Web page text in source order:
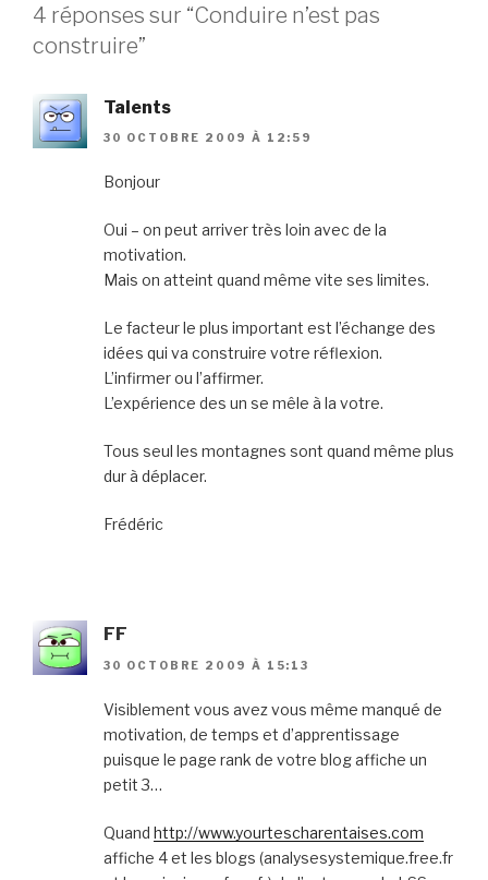
4 réponses sur “Conduire n’est pas
construire”
Talents
30 OCTOBRE 2009 À 12:59
Bonjour
Oui – on peut arriver très loin avec de la
motivation.
Mais on atteint quand même vite ses limites.
Le facteur le plus important est l’échange des
idées qui va construire votre réflexion.
L’infirmer ou l’affirmer.
L’expérience des un se mêle à la votre.
Tous seul les montagnes sont quand même plus
dur à déplacer.
Frédéric
FF
30 OCTOBRE 2009 À 15:13
Visiblement vous avez vous même manqué de
motivation, de temps et d’apprentissage
puisque le page rank de votre blog affiche un
petit 3…
Quand http://www.yourtescharentaises.com
affiche 4 et les blogs (analysesystemique.free.fr